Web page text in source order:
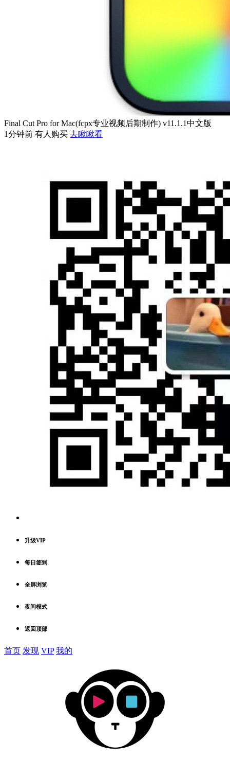
Final Cut Pro for Mac(fcpx专业视频后期制作) v11.1.1中文版
1分钟前 有人购买 去瞅瞅看
升级VIP
每日签到
全屏浏览
夜间模式
返回顶部
首页 发现 VIP 我的